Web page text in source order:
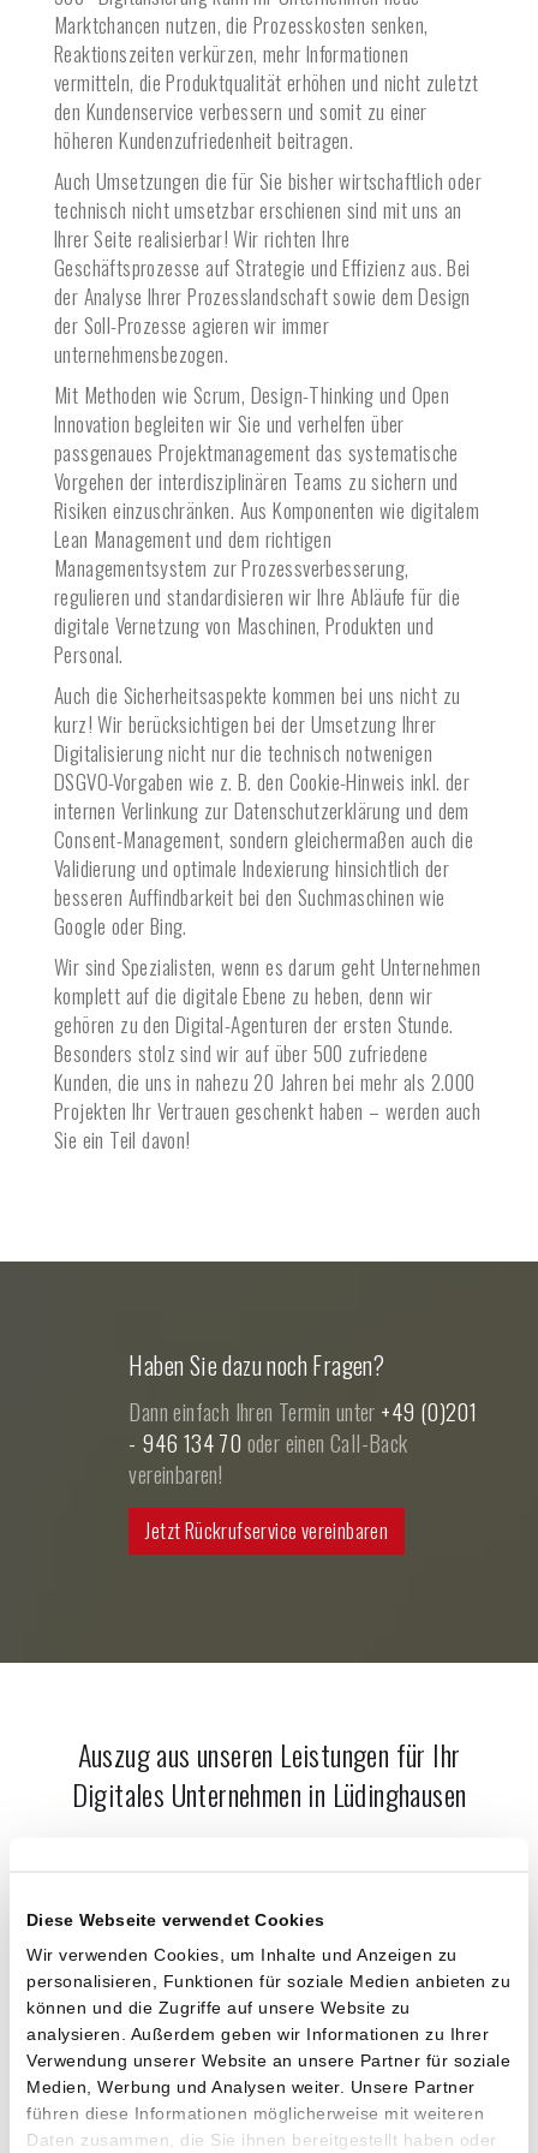
Diese Webseite verwendet Cookies
Wir verwenden Cookies, um Inhalte und Anzeigen zu
personalisieren, Funktionen für soziale Medien anbieten zu
können und die Zugriffe auf unsere Website zu
analysieren. Außerdem geben wir Informationen zu Ihrer
Verwendung unserer Website an unsere Partner für soziale
Medien, Werbung und Analysen weiter. Unsere Partner
führen diese Informationen möglicherweise mit weiteren
Daten zusammen, die Sie ihnen bereitgestellt haben oder
Marktchancen nutzen, die Prozesskosten senken,
Reaktionszeiten verkürzen, mehr Informationen
vermitteln, die Produktqualität erhöhen und nicht zuletzt
den Kundenservice verbessern und somit zu einer
höheren Kundenzufriedenheit beitragen.
Auch Umsetzungen die für Sie bisher wirtschaftlich oder
technisch nicht umsetzbar erschienen sind mit uns an
Ihrer Seite realisierbar! Wir richten Ihre
Geschäftsprozesse auf Strategie und Effizienz aus. Bei
der Analyse Ihrer Prozesslandschaft sowie dem Design
der Soll-Prozesse agieren wir immer
unternehmensbezogen.
Mit Methoden wie Scrum, Design-Thinking und Open
Innovation begleiten wir Sie und verhelfen über
passgenaues Projektmanagement das systematische
Vorgehen der interdisziplinären Teams zu sichern und
Risiken einzuschränken. Aus Komponenten wie digitalem
Lean Management und dem richtigen
Managementsystem zur Prozessverbesserung,
regulieren und standardisieren wir Ihre Abläufe für die
digitale Vernetzung von Maschinen, Produkten und
Personal.
Auch die Sicherheitsaspekte kommen bei uns nicht zu
kurz! Wir berücksichtigen bei der Umsetzung Ihrer
Digitalisierung nicht nur die technisch notwenigen
DSGVO-Vorgaben wie z. B. den Cookie-Hinweis inkl. der
internen Verlinkung zur Datenschutzerklärung und dem
Consent-Management, sondern gleichermaßen auch die
Validierung und optimale Indexierung hinsichtlich der
besseren Auffindbarkeit bei den Suchmaschinen wie
Google oder Bing.
Wir sind Spezialisten, wenn es darum geht Unternehmen
komplett auf die digitale Ebene zu heben, denn wir
gehören zu den Digital-Agenturen der ersten Stunde.
Besonders stolz sind wir auf über 500 zufriedene
Kunden, die uns in nahezu 20 Jahren bei mehr als 2.000
Projekten Ihr Vertrauen geschenkt haben – werden auch
Sie ein Teil davon!
Haben Sie dazu noch Fragen?
Dann einfach Ihren Termin unter +49 (0)201
- 946 134 70 oder einen Call-Back
vereinbaren!
Jetzt Rückrufservice vereinbaren
Auszug aus unseren Leistungen für Ihr
Digitales Unternehmen in Lüdinghausen
Usability und User Experience Design
Webdesign & Logodesign neu, redesignt, optimiert
Corporate Design & Markendesign neu, redesignt,
optimiert
Formulare und Interaktionskonzepte
Style Guide Entwicklung
Design- sowie Werbekonzepte für digitale und